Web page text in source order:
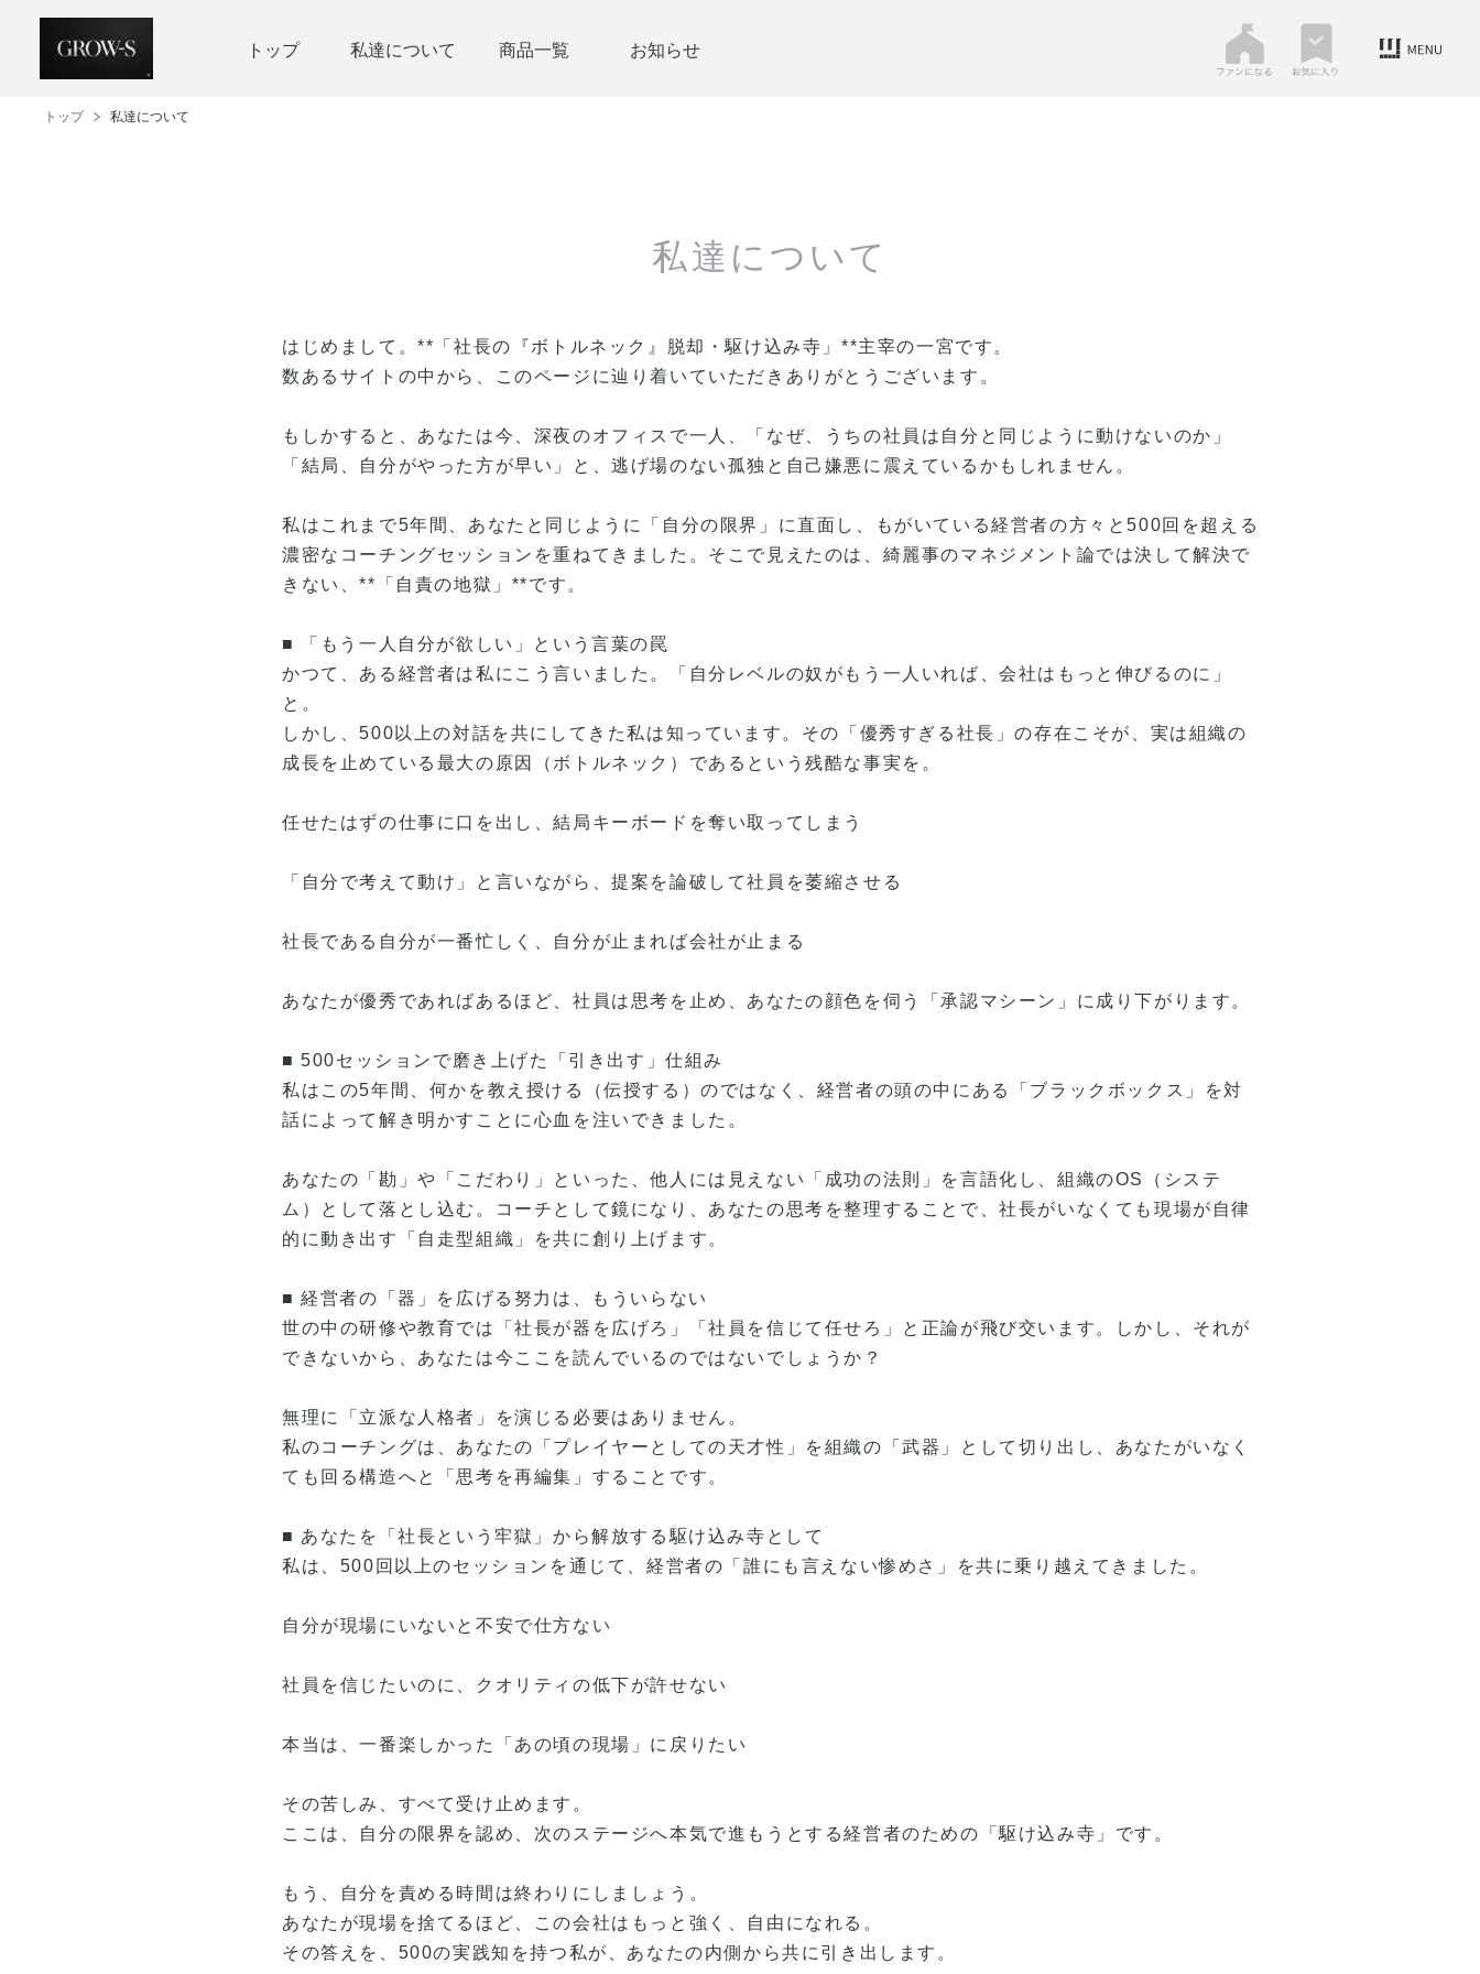
トップ 私達について 商品一覧 お知らせ
トップ 私達について
私達について
はじめまして。**「社長の『ボトルネック』脱却・駆け込み寺」**主宰の一宮です。
数あるサイトの中から、このページに辿り着いていただきありがとうございます。
もしかすると、あなたは今、深夜のオフィスで一人、「なぜ、うちの社員は自分と同じように動けないのか」
「結局、自分がやった方が早い」と、逃げ場のない孤独と自己嫌悪に震えているかもしれません。
私はこれまで5年間、あなたと同じように「自分の限界」に直面し、もがいている経営者の方々と500回を超える
濃密なコーチングセッションを重ねてきました。そこで見えたのは、綺麗事のマネジメント論では決して解決で
きない、**「自責の地獄」**です。
■ 「もう一人自分が欲しい」という言葉の罠
かつて、ある経営者は私にこう言いました。「自分レベルの奴がもう一人いれば、会社はもっと伸びるのに」
と。
しかし、500以上の対話を共にしてきた私は知っています。その「優秀すぎる社長」の存在こそが、実は組織の
成長を止めている最大の原因（ボトルネック）であるという残酷な事実を。
任せたはずの仕事に口を出し、結局キーボードを奪い取ってしまう
「自分で考えて動け」と言いながら、提案を論破して社員を萎縮させる
社長である自分が一番忙しく、自分が止まれば会社が止まる
あなたが優秀であればあるほど、社員は思考を止め、あなたの顔色を伺う「承認マシーン」に成り下がります。
■ 500セッションで磨き上げた「引き出す」仕組み
私はこの5年間、何かを教え授ける（伝授する）のではなく、経営者の頭の中にある「ブラックボックス」を対
話によって解き明かすことに心血を注いできました。
あなたの「勘」や「こだわり」といった、他人には見えない「成功の法則」を言語化し、組織のOS（システ
ム）として落とし込む。コーチとして鏡になり、あなたの思考を整理することで、社長がいなくても現場が自律
的に動き出す「自走型組織」を共に創り上げます。
■ 経営者の「器」を広げる努力は、もういらない
世の中の研修や教育では「社長が器を広げろ」「社員を信じて任せろ」と正論が飛び交います。しかし、それが
できないから、あなたは今ここを読んでいるのではないでしょうか？
無理に「立派な人格者」を演じる必要はありません。
私のコーチングは、あなたの「プレイヤーとしての天才性」を組織の「武器」として切り出し、あなたがいなく
ても回る構造へと「思考を再編集」することです。
■ あなたを「社長という牢獄」から解放する駆け込み寺として
私は、500回以上のセッションを通じて、経営者の「誰にも言えない惨めさ」を共に乗り越えてきました。
自分が現場にいないと不安で仕方ない
社員を信じたいのに、クオリティの低下が許せない
本当は、一番楽しかった「あの頃の現場」に戻りたい
その苦しみ、すべて受け止めます。
ここは、自分の限界を認め、次のステージへ本気で進もうとする経営者のための「駆け込み寺」です。
もう、自分を責める時間は終わりにしましょう。
あなたが現場を捨てるほど、この会社はもっと強く、自由になれる。
その答えを、500の実践知を持つ私が、あなたの内側から共に引き出します。